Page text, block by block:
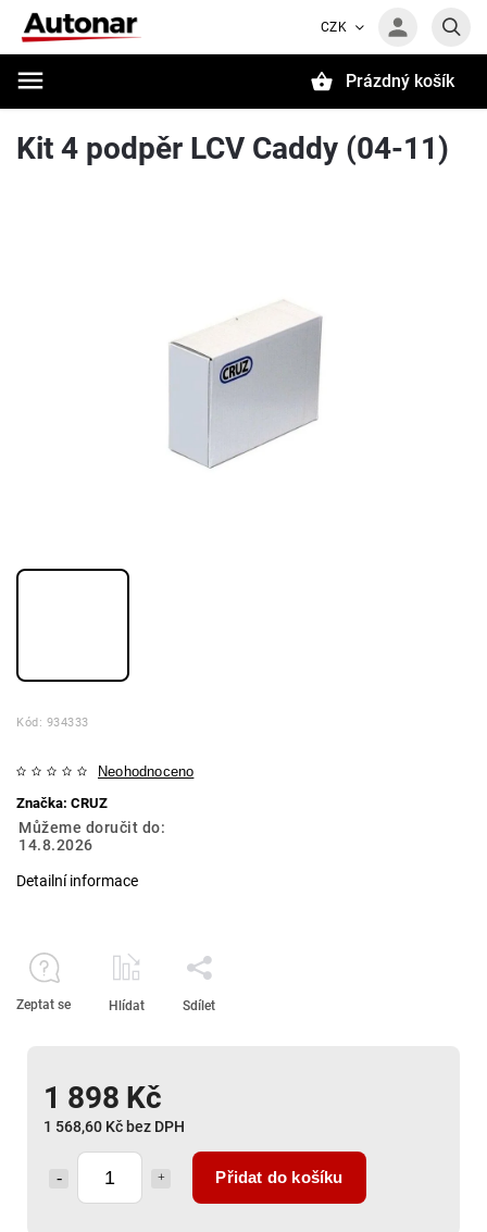
CZK
Prázdný košík
Kit 4 podpěr LCV Caddy (04-11)
Kód: 934333
Neohodnoceno
Značka: CRUZ
1 898 Kč
1 568,60 Kč bez DPH
Přidat do košíku
Můžeme doručit do:
14.8.2026
Detailní informace
Zeptat se Hlídat Sdílet